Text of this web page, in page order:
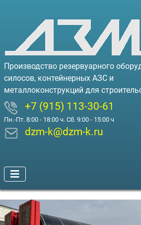
Производство резервуарного
силосов, контейнерных АЗС и
металлоконструкций для
+7 (915) 113-30-61
Пн.-Пт. 8:00 - 18:00 ч. Сб. 9:00 - 15:00 ч
dzm-k@dzm-k.ru